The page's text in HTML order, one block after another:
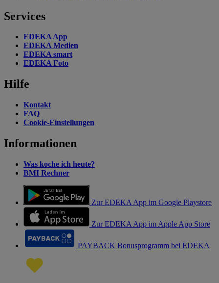
Services
EDEKA App
EDEKA Medien
EDEKA smart
EDEKA Foto
Hilfe
Kontakt
FAQ
Cookie-Einstellungen
Informationen
Was koche ich heute?
BMI Rechner
Zur EDEKA App im Google Playstore
Zur EDEKA App im Apple App Store
PAYBACK Bonusprogramm bei EDEKA